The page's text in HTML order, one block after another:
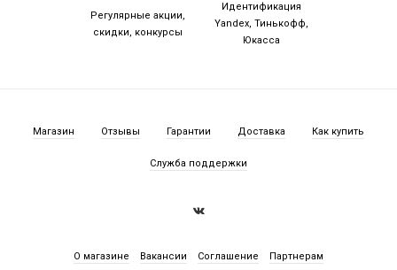
Регулярные акции,
скидки, конкурсы
Идентификация
Yandex, Тинькофф,
Юкасса
Магазин Отзывы Гарантии Доставка Как купить
Служба поддержки
О магазине Вакансии Соглашение Партнерам